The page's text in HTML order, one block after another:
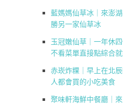
藍媽媽仙草冰｜來澎
勝另一家仙草冰
玉冠嫩仙草｜一年休
不看菜單直接點綜合
赤崁炸粿｜早上在北
人都會買的小吃美食
聚味軒海鮮中餐廳｜